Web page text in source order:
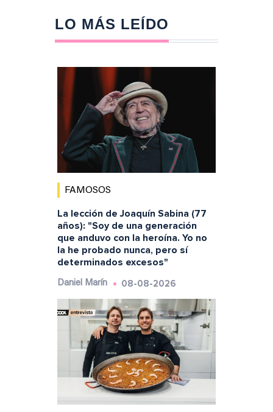
LO MÁS LEÍDO
FAMOSOS
La lección de Joaquín Sabina (77
años): "Soy de una generación
que anduvo con la heroína. Yo no
la he probado nunca, pero sí
determinados excesos"
Daniel Marín 08-08-2026